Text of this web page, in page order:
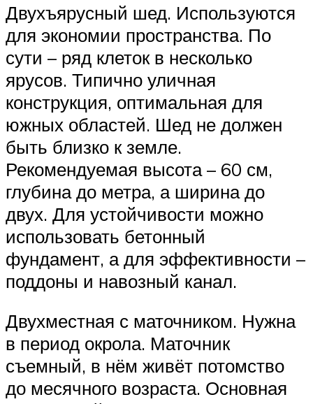
Двухъярусный шед. Используются
для экономии пространства. По
сути – ряд клеток в несколько
ярусов. Типично уличная
конструкция, оптимальная для
южных областей. Шед не должен
быть близко к земле.
Рекомендуемая высота – 60 см,
глубина до метра, а ширина до
двух. Для устойчивости можно
использовать бетонный
фундамент, а для эффективности –
поддоны и навозный канал.
Двухместная с маточником. Нужна
в период окрола. Маточник
съемный, в нём живёт потомство
до месячного возраста. Основная